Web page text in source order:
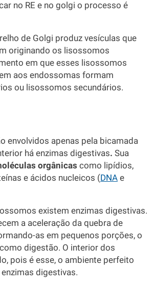
no RE e no golgi o processo é
de Golgi produz vesículas que
originando os lisossomos
em que esses lisossomos
aos endossomas formam
ou lisossomos secundários.
envolvidos apenas pela bicamada
há enzimas digestivas. Sua
orgânicas como lipídios,
e ácidos nucleicos ( DNA e
existem enzimas digestivas.
a aceleração da quebra de
as em pequenos porções, o
digestão. O interior dos
pois é esse, o ambiente perfeito
digestivas.